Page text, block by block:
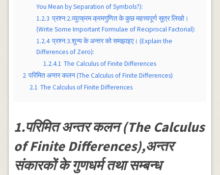
You Mean by Separation of Symbols?):
1.2.3 प्रश्न:2.व्युत्क्रम क्रमगुणित के कुछ महत्त्वपूर्ण सूत्र लिखो।
(Write Some Important Formulae of Reciprocal Factorial):
1.2.4 प्रश्न:3.शून्य के अन्तर को समझाइए। (Explain the
Differences of Zero):
1.2.4.1 The Calculus of Finite Differences
2 परिमित अन्तर कलन (The Calculus of Finite Differences)
2.1 The Calculus of Finite Differences
1.परिमित अन्तर कलन (The Calculus
of Finite Differences),अन्तर
संकारकों के गुणधर्म तथा सम्बन्ध